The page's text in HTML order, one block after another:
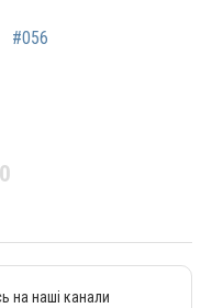
#056
на наші канали